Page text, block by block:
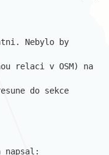
Nebylo by
relaci v OSM) na
do sekce